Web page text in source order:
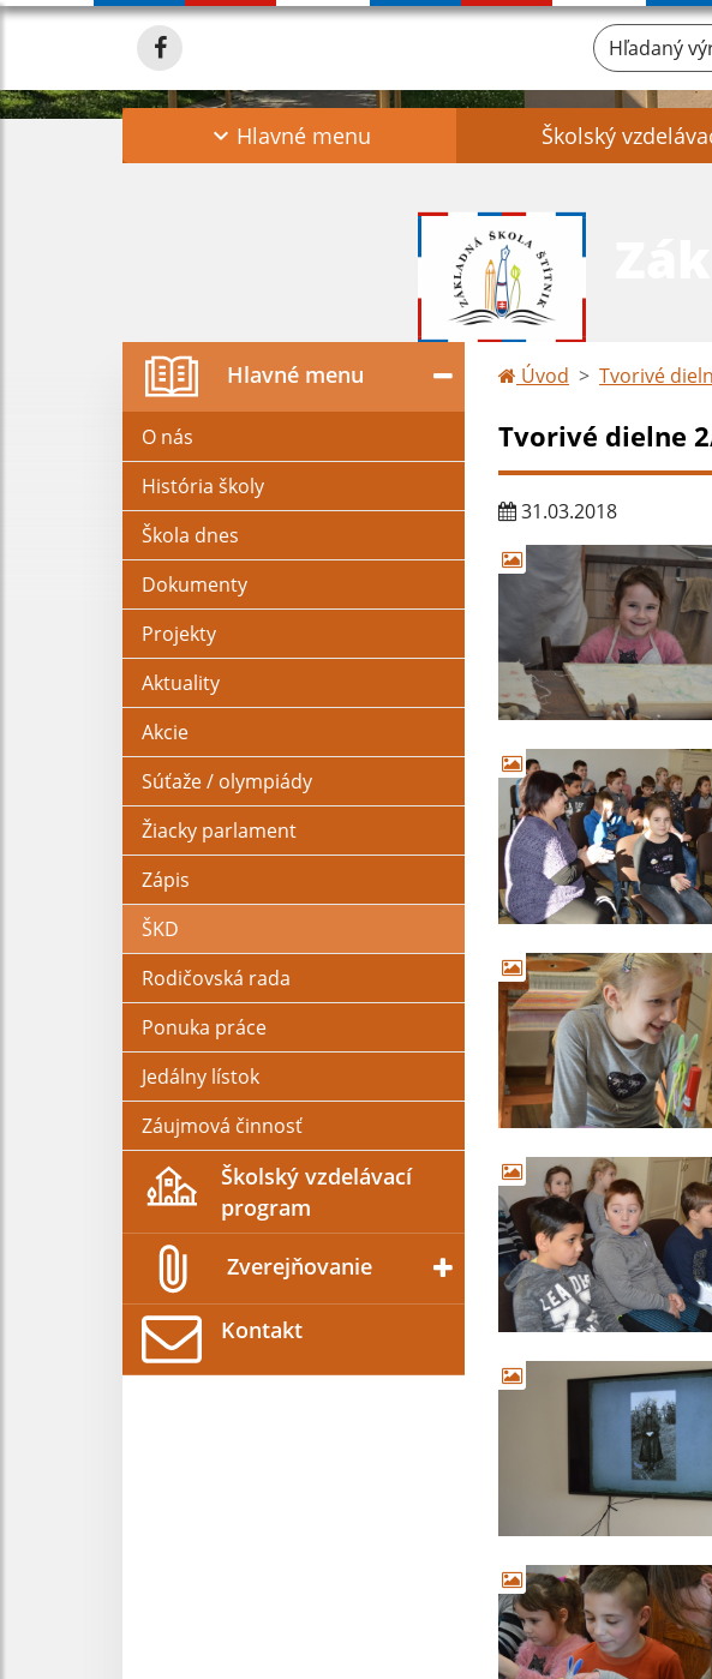
Hľadaný
Hlavné menu Školský
Hlavné menu
O nás
História školy
Škola dnes
Dokumenty
Projekty
Aktuality
Akcie
Súťaže / olympiády
Žiacky parlament
Zápis
ŠKD
Rodičovská rada
Ponuka práce
Jedálny lístok
Záujmová činnosť
Školský vzdelávací
program
Zverejňovanie
Kontakt
Úvod Tvorivé
Tvorivé dielne
31.03.2018